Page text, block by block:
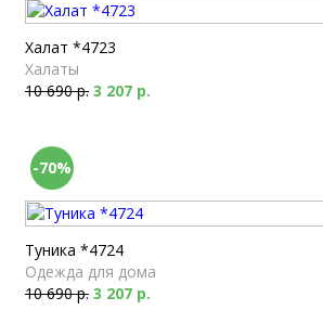
Халат *4723
Халаты
10 690 р. 3 207 р.
-70%
Туника *4724
Одежда для дома
10 690 р. 3 207 р.